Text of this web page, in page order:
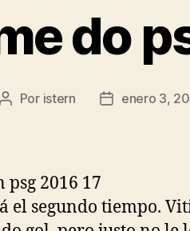
do
Autor
Por istern
Fechaenero 3,
el segundo tiempo.